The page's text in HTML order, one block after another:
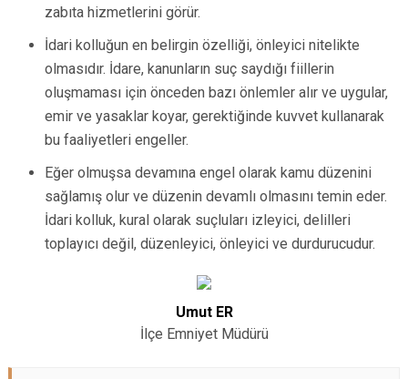
zabıta hizmetlerini görür.
İdari kolluğun en belirgin özelliği, önleyici nitelikte
olmasıdır. İdare, kanunların suç saydığı fiillerin
oluşmaması için önceden bazı önlemler alır ve uygular,
emir ve yasaklar koyar, gerektiğinde kuvvet kullanarak
bu faaliyetleri engeller.
Eğer olmuşsa devamına engel olarak kamu düzenini
sağlamış olur ve düzenin devamlı olmasını temin eder.
İdari kolluk, kural olarak suçluları izleyici, delilleri
toplayıcı değil, düzenleyici, önleyici ve durdurucudur.
Umut ER
İlçe Emniyet Müdürü